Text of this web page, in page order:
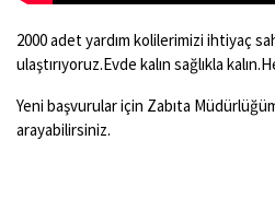
2000 adet yardım kolilerimizi ihtiyaç
ulaştırıyoruz.Evde kalın sağlıkla
Yeni başvurular için Zabıta
arayabilirsiniz.